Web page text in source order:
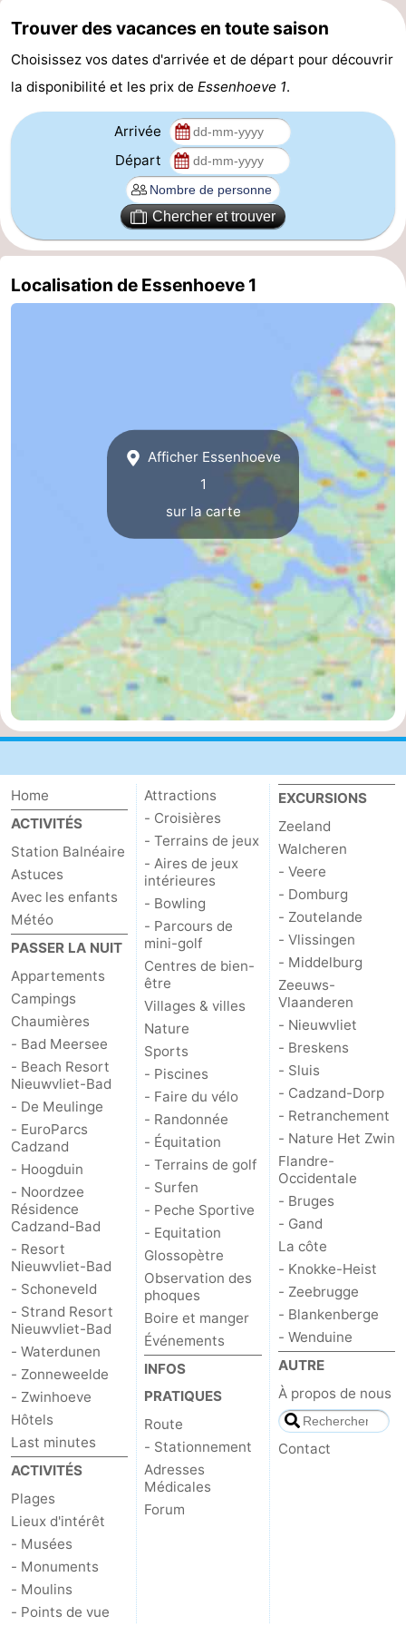
phoques
et
manger
Événements
Pratiques
Forum
Stationnement
Adresses
Médicales
Région
Vlaanderen
Nieuwvliet
-
Breskens
-
Cadzand-
Dorp
-
Retranchement
-
Het
Zwin
Occidentale
-
Bruges
-
Gand
La
côte
-
Knokke-
Heist
-
Zeebrugge
-
Blankenberge
-
Wenduine
Météo
Contact
Trouver des vacances en toute saison
Choisissez vos dates d'arrivée et de départ pour découvrir
la disponibilité et les prix de Essenhoeve 1.
Arrivée
Départ
Chercher et trouver
Localisation de Essenhoeve 1
Afficher Essenhoeve
1
sur la carte
Home
ACTIVITÉS
Station Balnéaire
Astuces
Avec les enfants
Météo
PASSER LA NUIT
Appartements
Campings
Chaumières
- Bad Meersee
- Beach Resort
Nieuwvliet-Bad
- De Meulinge
- EuroParcs
Cadzand
- Hoogduin
- Noordzee
Résidence
Cadzand-Bad
- Resort
Nieuwvliet-Bad
- Schoneveld
- Strand Resort
Nieuwvliet-Bad
- Waterdunen
- Zonneweelde
- Zwinhoeve
Hôtels
Last minutes
ACTIVITÉS
Plages
Lieux d'intérêt
- Musées
- Monuments
- Moulins
- Points de vue
Attractions
- Croisières
- Terrains de jeux
- Aires de jeux
intérieures
- Bowling
- Parcours de
mini-golf
Centres de bien-
être
Villages & villes
Nature
Sports
- Piscines
- Faire du vélo
- Randonnée
- Équitation
- Terrains de golf
- Surfen
- Peche Sportive
- Equitation
Glossopètre
Observation des
phoques
Boire et manger
Événements
INFOS
PRATIQUES
Route
- Stationnement
Adresses
Médicales
Forum
EXCURSIONS
Zeeland
Walcheren
- Veere
- Domburg
- Zoutelande
- Vlissingen
- Middelburg
Zeeuws-
Vlaanderen
- Nieuwvliet
- Breskens
- Sluis
- Cadzand-Dorp
- Retranchement
- Nature Het Zwin
Flandre-
Occidentale
- Bruges
- Gand
La côte
- Knokke-Heist
- Zeebrugge
- Blankenberge
- Wenduine
AUTRE
À propos de nous
Contact